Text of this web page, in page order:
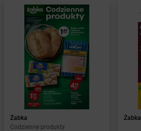
Żabka
Codzienne produkty
Żabka